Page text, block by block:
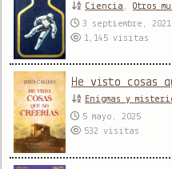
Ciencia ,Otros
3 septiembre, 2021
1,145visitas
He visto cosas
Enigmas y
5 mayo, 2025
532visitas